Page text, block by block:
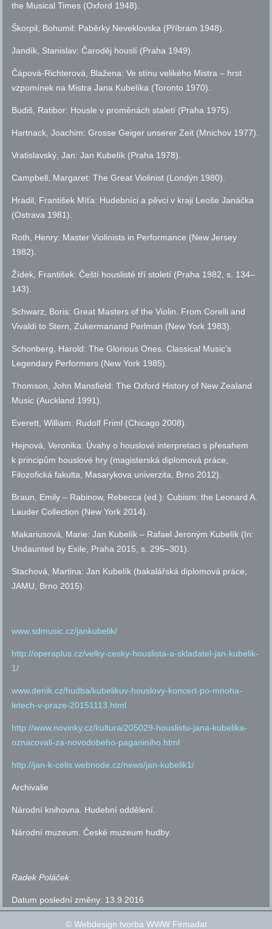
the Musical Times (Oxford 1948).
Škorpil, Bohumil: Paběrky Neveklovska (Příbram 1948).
Jandík, Stanislav: Čaroděj houslí (Praha 1949).
Čápová-Richterová, Blažena: Ve stínu velikého Mistra – hrst
vzpomínek na Mistra Jana Kubelíka (Toronto 1970).
Budiš, Ratibor: Housle v proměnách staletí (Praha 1975).
Hartnack, Joachim: Grosse Geiger unserer Zeit (Mnichov 1977).
Vratislavský, Jan: Jan Kubelík (Praha 1978).
Campbell, Margaret: The Great Violinist (Londýn 1980).
Hradil, František Míťa: Hudebníci a pěvci v kraji Leoše Janáčka
(Ostrava 1981).
Roth, Henry: Master Violinists in Performance (New Jersey
1982).
Žídek, František: Čeští houslisté tří století (Praha 1982, s. 134–
143).
Schwarz, Boris: Great Masters of the Violin. From Corelli and
Vivaldi to Stern, Zukermanand Perlman (New York 1983).
Schonberg, Harold: The Glorious Ones. Classical Musicʼs
Legendary Performers (New York 1985).
Thomson, John Mansfield: The Oxford History of New Zealand
Music (Auckland 1991).
Everett, William: Rudolf Friml (Chicago 2008).
Hejnová, Veronika: Úvahy o houslové interpretaci s přesahem
k principům houslové hry (magisterská diplomová práce,
Filozofická fakulta, Masarykova univerzita, Brno 2012).
Braun, Emily – Rabinow, Rebecca (ed.): Cubism: the Leonard A.
Lauder Collection (New York 2014).
Makariusová, Marie: Jan Kubelík – Rafael Jeroným Kubelík (In:
Undaunted by Exile, Praha 2015, s. 295–301).
Stachová, Martina: Jan Kubelík (bakalářská diplomová práce,
JAMU, Brno 2015).
www.sdmusic.cz/jankubelik/
http://operaplus.cz/velky-cesky-houslista-a-skladatel-jan-kubelik-
1/
www.denik.cz/hudba/kubelikuv-houslovy-koncert-po-mnoha-
letech-v-praze-20151113.html
http://www.novinky.cz/kultura/205029-houslistu-jana-kubelika-
oznacovali-za-novodobeho-paganiniho.html
http://jan-k-celis.webnode.cz/news/jan-kubelik1/
Archivalie
Národní knihovna. Hudební oddělení.
Národní muzeum. České muzeum hudby.
Radek Poláček
Datum poslední změny: 13.9.2016
© Webdesign tvorba WWW Firmadat